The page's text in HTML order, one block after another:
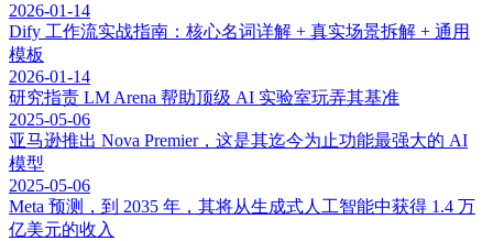
2026-01-14
Dify 工作流实战指南：核心名词详解 + 真实场景拆解 + 通用
模板
2026-01-14
研究指责 LM Arena 帮助顶级 AI 实验室玩弄其基准
2025-05-06
亚马逊推出 Nova Premier，这是其迄今为止功能最强大的 AI
模型
2025-05-06
Meta 预测，到 2035 年，其将从生成式人工智能中获得 1.4 万
亿美元的收入